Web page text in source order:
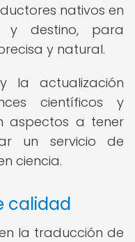
nativos en
y destino, para
y natural.
la actualización
científicos y
aspectos a tener
un servicio de
ciencia.
calidad
la traducción de